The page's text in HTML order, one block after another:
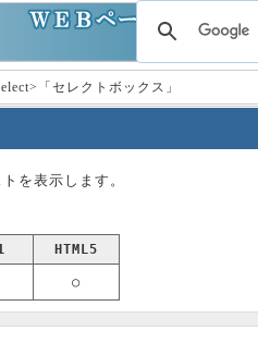
「セレクトボックス」
を表示します。
HTML5
○